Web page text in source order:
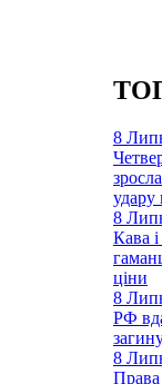
8
удару
8
Кава
ціни
8
РФ
8
Права